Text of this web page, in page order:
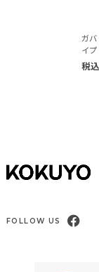
ガ
イプ
税込
FOLLOW US